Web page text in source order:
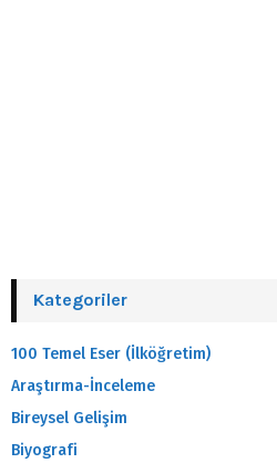
Kategoriler
100 Temel Eser (İlköğretim)
Araştırma-İnceleme
Bireysel Gelişim
Biyografi